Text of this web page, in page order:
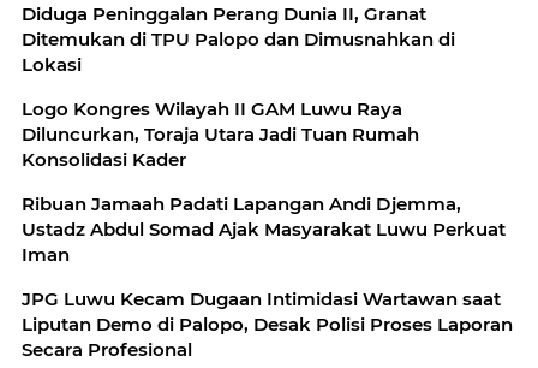
Diduga Peninggalan Perang Dunia II, Granat
Ditemukan di TPU Palopo dan Dimusnahkan di
Lokasi
Logo Kongres Wilayah II GAM Luwu Raya
Diluncurkan, Toraja Utara Jadi Tuan Rumah
Konsolidasi Kader
Ribuan Jamaah Padati Lapangan Andi Djemma,
Ustadz Abdul Somad Ajak Masyarakat Luwu Perkuat
Iman
JPG Luwu Kecam Dugaan Intimidasi Wartawan saat
Liputan Demo di Palopo, Desak Polisi Proses Laporan
Secara Profesional